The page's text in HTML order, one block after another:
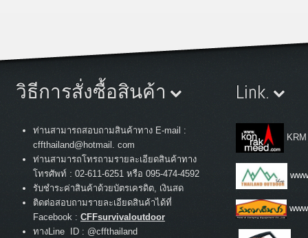
วิธีการสั่งซื้อสินค้า
ท่านสามารถสอบถามสินค้าทาง E-mail :
cffthailand@hotmail. com
ท่านสามารถโทรถามรายละเอียดสินค้าทาง
โทรศัพท์ : 02-611-6251 หรือ 095-474-4592
รับชำระค่าสินค้าด้วยบัตรเครดิต, เงินสด
ติดต่อสอบถามรายละเอียดสินค้าได้ที่
Facebook : CFFsurvivaloutdoor
ทางLine ID : @cffthailand
Link.
KRM